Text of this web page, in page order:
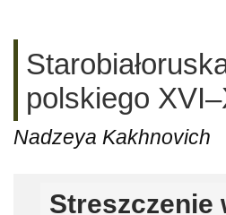
polskiego
Nadzeya Kakhnovich
Streszczenie